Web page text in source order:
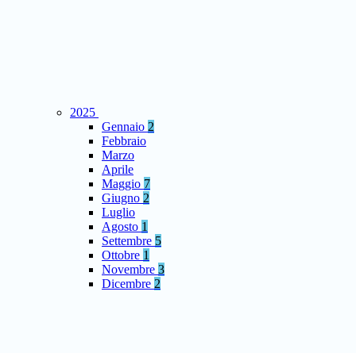
2025
Gennaio 2
Febbraio
Marzo
Aprile
Maggio 7
Giugno 2
Luglio
Agosto 1
Settembre 5
Ottobre 1
Novembre 3
Dicembre 2